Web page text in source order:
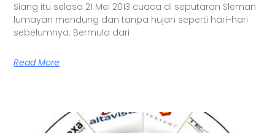
Siang itu selasa 21 Mei 2013 cuaca di seputaran Sleman
lumayan mendung dan tanpa hujan seperti hari-hari
sebelumnya. Bermula dari
Read More